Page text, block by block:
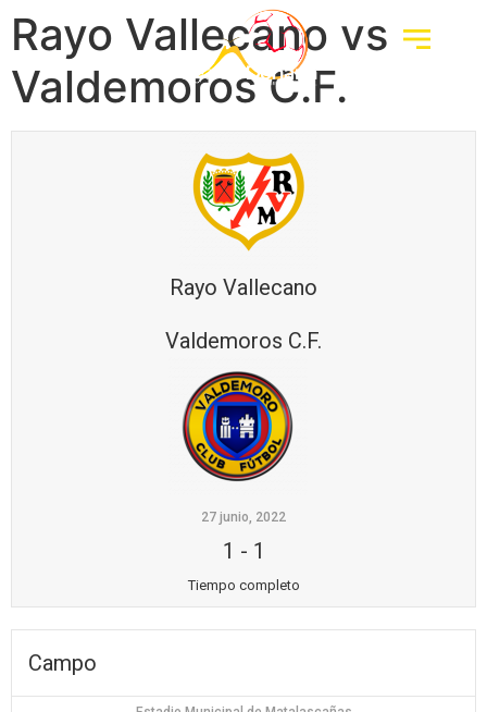
Rayo Vallecano vs
Valdemoros C.F.
Rayo Vallecano
Valdemoros C.F.
27 junio, 2022
1 - 1
Tiempo completo
Campo